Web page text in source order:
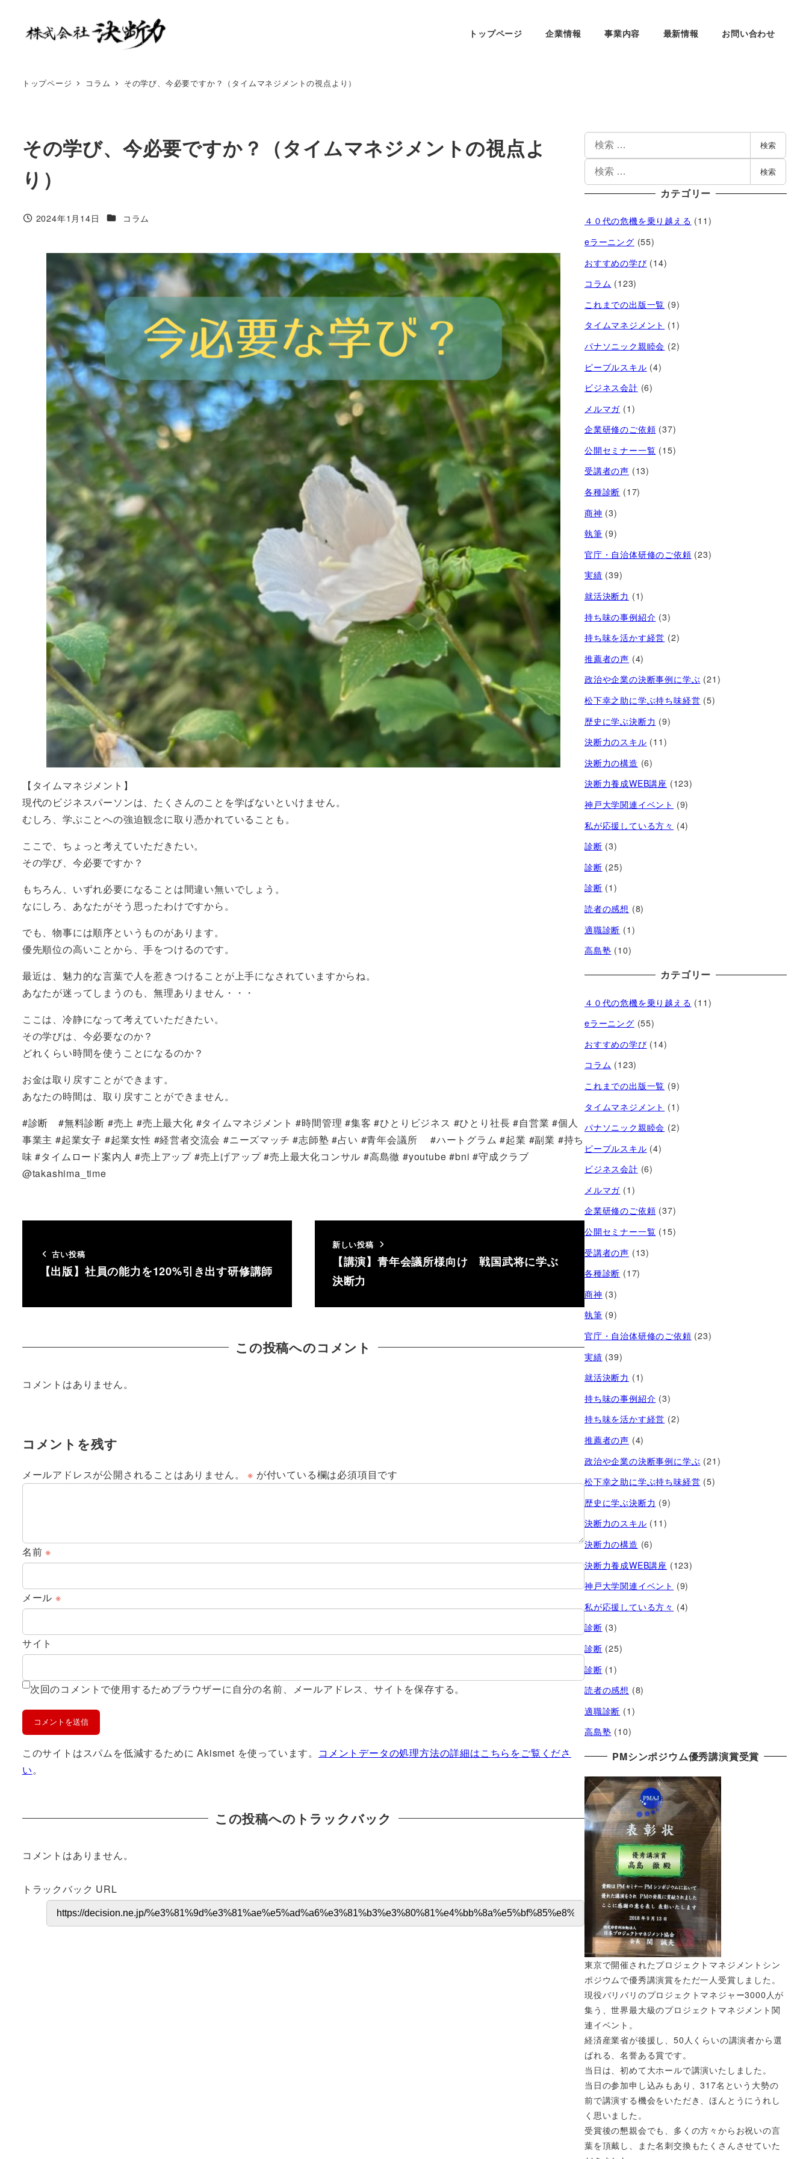
トップページ 企業情報 事業内容 最新情報 お問い合わせ
トップページ コラム その学び、今必要ですか？（タイムマネジメントの視点より）
その学び、今必要ですか？（タイムマネジメントの視点よ
り）
2024年1月14日 コラム
【タイムマネジメント】
現代のビジネスパーソンは、たくさんのことを学ばないといけません。
むしろ、学ぶことへの強迫観念に取り憑かれていることも。
ここで、ちょっと考えていただきたい。
その学び、今必要ですか？
もちろん、いずれ必要になることは間違い無いでしょう。
なにしろ、あなたがそう思ったわけですから。
でも、物事には順序というものがあります。
優先順位の高いことから、手をつけるのです。
最近は、魅力的な言葉で人を惹きつけることが上手になされていますからね。
あなたが迷ってしまうのも、無理ありません・・・
ここは、冷静になって考えていただきたい。
その学びは、今必要なのか？
どれくらい時間を使うことになるのか？
お金は取り戻すことができます。
あなたの時間は、取り戻すことができません。
#診断 #無料診断 #売上 #売上最大化 #タイムマネジメント #時間管理 #集客 #ひとりビジネス #ひとり社長 #自営業 #個人
事業主 #起業女子 #起業女性 #経営者交流会 #ニーズマッチ #志師塾 #占い #青年会議所 #ハートグラム #起業 #副業 #持ち
味 #タイムロード案内人 #売上アップ #売上げアップ #売上最大化コンサル #高島徹 #youtube #bni #守成クラブ
@takashima_time
古い投稿
【出版】社員の能力を120%引き出す研修講師
新しい投稿
【講演】青年会議所様向け 戦国武将に学ぶ
決断力
この投稿へのコメント
コメントはありません。
コメントを残す
メールアドレスが公開されることはありません。 ※ が付いている欄は必須項目です
名前※
メール ※
サイト
次回のコメントで使用するためブラウザーに自分の名前、メールアドレス、サイトを保存する。
このサイトはスパムを低減するために Akismet を使っています。 コメントデータの処理方法の詳細はこちらをご覧くださ
い。
この投稿へのトラックバック
コメントはありません。
トラックバック URL
検索
検索
カテゴリー
４０代の危機を乗り越える (11)
eラーニング (55)
おすすめの学び (14)
コラム (123)
これまでの出版一覧 (9)
タイムマネジメント (1)
パナソニック親睦会 (2)
ピープルスキル (4)
ビジネス会計 (6)
メルマガ (1)
企業研修のご依頼 (37)
公開セミナー一覧 (15)
受講者の声 (13)
各種診断 (17)
商神 (3)
執筆 (9)
官庁・自治体研修のご依頼 (23)
実績 (39)
就活決断力 (1)
持ち味の事例紹介 (3)
持ち味を活かす経営​ (2)
推薦者の声 (4)
政治や企業の決断事例に学ぶ (21)
松下幸之助に学ぶ持ち味経営 (5)
歴史に学ぶ決断力 (9)
決断力のスキル (11)
決断力の構造 (6)
決断力養成WEB講座 (123)
神戸大学関連イベント (9)
私が応援している方々 (4)
診断 (3)
診断 (25)
診断 (1)
読者の感想 (8)
適職診断 (1)
高島塾 (10)
カテゴリー
４０代の危機を乗り越える (11)
eラーニング (55)
おすすめの学び (14)
コラム (123)
これまでの出版一覧 (9)
タイムマネジメント (1)
パナソニック親睦会 (2)
ピープルスキル (4)
ビジネス会計 (6)
メルマガ (1)
企業研修のご依頼 (37)
公開セミナー一覧 (15)
受講者の声 (13)
各種診断 (17)
商神 (3)
執筆 (9)
官庁・自治体研修のご依頼 (23)
実績 (39)
就活決断力 (1)
持ち味の事例紹介 (3)
持ち味を活かす経営​ (2)
推薦者の声 (4)
政治や企業の決断事例に学ぶ (21)
松下幸之助に学ぶ持ち味経営 (5)
歴史に学ぶ決断力 (9)
決断力のスキル (11)
決断力の構造 (6)
決断力養成WEB講座 (123)
神戸大学関連イベント (9)
私が応援している方々 (4)
診断 (3)
診断 (25)
診断 (1)
読者の感想 (8)
適職診断 (1)
高島塾 (10)
PMシンポジウム優秀講演賞受賞
東京で開催されたプロジェクトマネジメントシン
ポジウムで優秀講演賞をただ一人受賞しました。
現役バリバリのプロジェクトマネジャー3000人が
集う、世界最大級のプロジェクトマネジメント関
連イベント。
経済産業省が後援し、50人くらいの講演者から選
ばれる、名誉ある賞です。
当日は、初めて大ホールで講演いたしました。
当日の参加申し込みもあり、317名という大勢の
前で講演する機会をいただき、ほんとうにうれし
く思いました。
受賞後の懇親会でも、多くの方々からお祝いの言
葉を頂戴し、また名刺交換もたくさんさせていた